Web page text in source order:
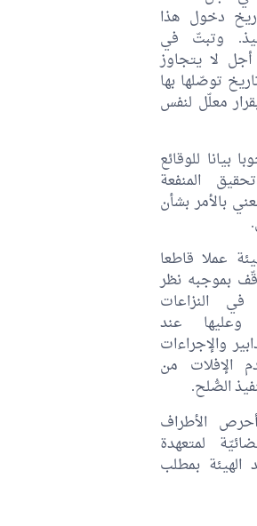
دخول هذا
وتبتّ في
لا يتجاوز
تاريخ توصّلها بها
معلّل لنفس
بيانا للوقائع
المنفعة
بالأمر بشأن
عملا قاطعا
بموجبه نظر
في النزاعات
وعليها عند
والإجراءات
الإفلات من
الصُّلح.
الأطراف
لمتعهدة
الهيئة بمطلب